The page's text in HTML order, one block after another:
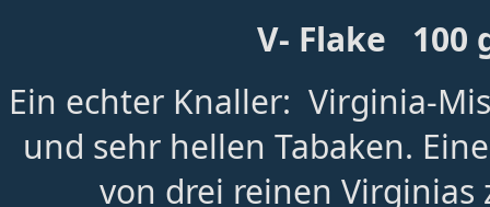
V- Flake
Ein echter Knaller: Virginia-
und sehr hellen Tabaken.
von drei reinen